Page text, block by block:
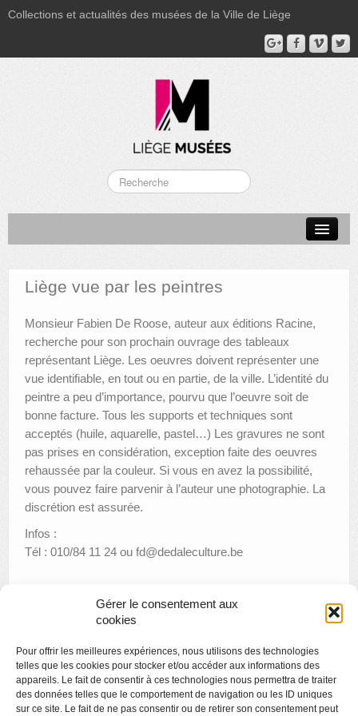
Gérer le consentement aux
cookies
Pour offrir les meilleures expériences, nous utilisons des technologies
telles que les cookies pour stocker et/ou accéder aux informations des
appareils. Le fait de consentir à ces technologies nous permettra de traiter
des données telles que le comportement de navigation ou les ID uniques
sur ce site. Le fait de ne pas consentir ou de retirer son consentement peut
Collections et actualités des musées de la Ville de Liège
MUSÉE GRÉTRY
MUSÉE DU LUMINAIRE
FONDS PATRIMONIAUX
AUTRES LIEUX
ANIMATIONS DES MUSÉES
PUBLICATIONS
LES APPELS À PROJETS
LE PORTAIL DES COLLECTIONS
Liège vue par les peintres
Monsieur Fabien De Roose, auteur aux éditions Racine,
recherche pour son prochain ouvrage des tableaux
représentant Liège. Les oeuvres doivent représenter une
vue identifiable, en tout ou en partie, de la ville. L’identité du
peintre a peu d’importance, pourvu que l’oeuvre soit de
bonne facture. Tous les supports et techniques sont
acceptés (huile, aquarelle, pastel…) Les gravures ne sont
pas prises en considération, exception faite des oeuvres
rehaussée par la couleur. Si vous en avez la possibilité,
vous pouvez faire parvenir à l’auteur une photographie. La
discrétion est assurée.
Infos :
Tél : 010/84 11 24 ou fd@dedaleculture.be
“Le Corps comme Paysage” du sculpteur mexicain Jorge
Marín